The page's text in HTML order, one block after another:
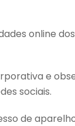
online
e
sociais.
de